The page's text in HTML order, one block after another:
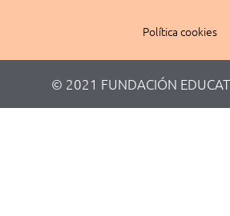
Política cookies
© 2021 FUNDACIÓN